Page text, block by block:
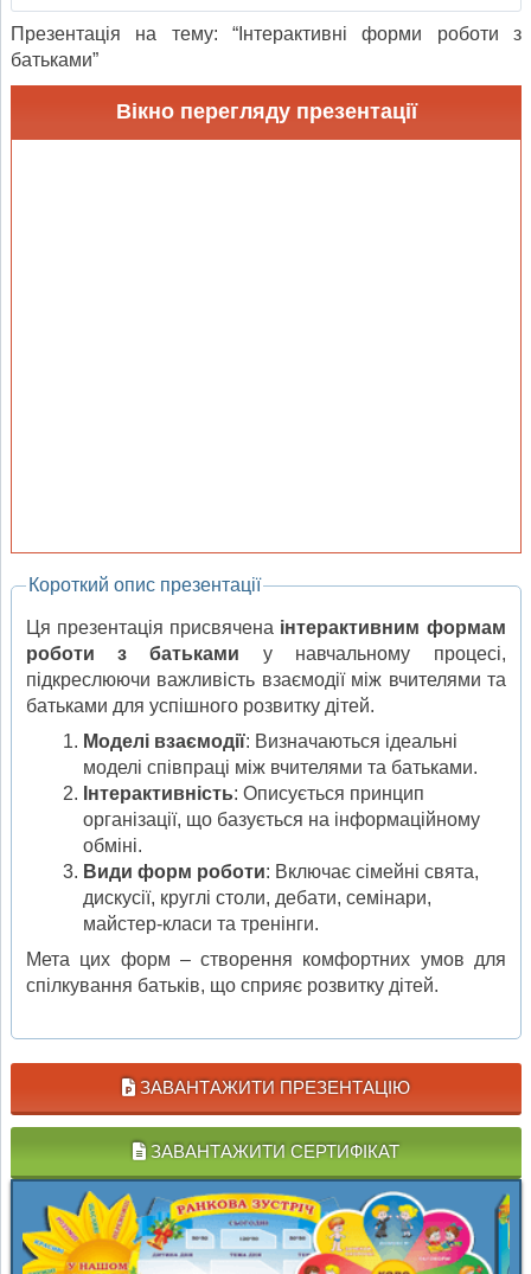
Презентація на тему: “Інтерактивні форми роботи з
батьками”
Вікно перегляду презентації
Короткий опис презентації
Ця презентація присвячена інтерактивним формам
роботи з батьками у навчальному процесі,
підкреслюючи важливість взаємодії між вчителями та
батьками для успішного розвитку дітей.
Моделі взаємодії: Визначаються ідеальні
моделі співпраці між вчителями та батьками.
Інтерактивність: Описується принцип
організації, що базується на інформаційному
обміні.
Види форм роботи: Включає сімейні свята,
дискусії, круглі столи, дебати, семінари,
майстер-класи та тренінги.
Мета цих форм – створення комфортних умов для
спілкування батьків, що сприяє розвитку дітей.
ЗАВАНТАЖИТИ ПРЕЗЕНТАЦІЮ
ЗАВАНТАЖИТИ СЕРТИФІКАТ